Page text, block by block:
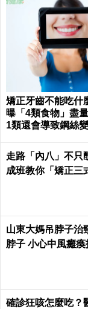
矯正牙齒不能吃什
曝「4類食物」盡
1類還會導致鋼絲
走路「內八」不只
成班教你「矯正三
山東大媽吊脖子治
脖子 小心中風癱瘓
確診狂咳怎麼吃？